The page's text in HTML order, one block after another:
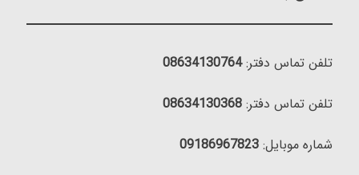
تلفن تماس دفتر:08634130764
تلفن تماس دفتر:08634130368
شماره موبایل:09186967823